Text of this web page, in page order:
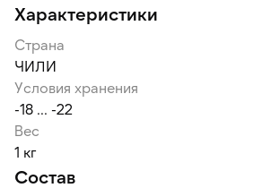
Характеристики
Страна
ЧИЛИ
Условия хранения
-18 ... -22
Вес
1 кг
Состав